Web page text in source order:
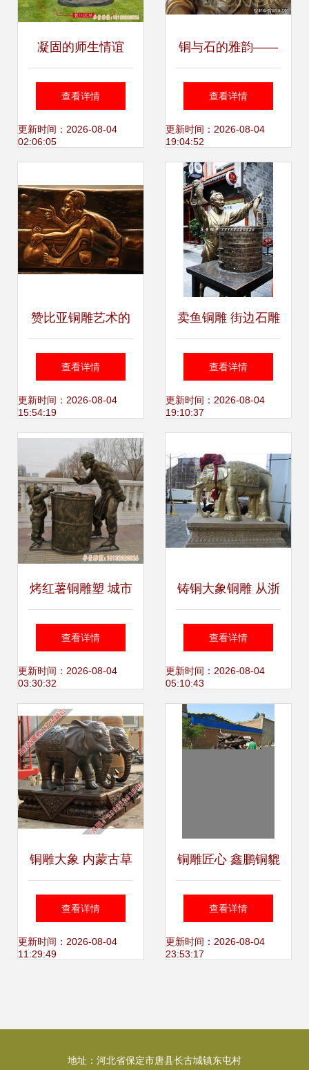
凝固的师生情谊
——邯郸青铜雕塑
中的人文光芒
查看详情
更新时间：2026-08-04
02:06:05
铜与石的雅韵——
欧式雕塑为居家添
一抹艺术之光
查看详情
更新时间：2026-08-04
19:04:52
赞比亚铜雕艺术的
匠心传承 高清大图
展现民间收藏的独
特魅力
查看详情
更新时间：2026-08-04
15:54:19
卖鱼铜雕 街边石雕
的艺术与生活交融
查看详情
更新时间：2026-08-04
19:10:37
烤红薯铜雕塑 城市
记忆与艺术温情的
完美交融——十堰
厂匠心铸信物
查看详情
更新时间：2026-08-04
03:30:32
铸铜大象铜雕 从浙
江工艺看大象文化
的艺术表达
查看详情
更新时间：2026-08-04
05:10:43
铜雕大象 内蒙古草
原上的永恒守望者
查看详情
更新时间：2026-08-04
11:29:49
铜雕匠心 鑫鹏铜貔
貅摆件的艺术与价
值
查看详情
更新时间：2026-08-04
23:53:17
地址：河北省保定市唐县长古城镇东屯村